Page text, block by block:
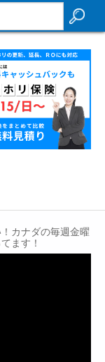
カナダの毎週金曜
ます！